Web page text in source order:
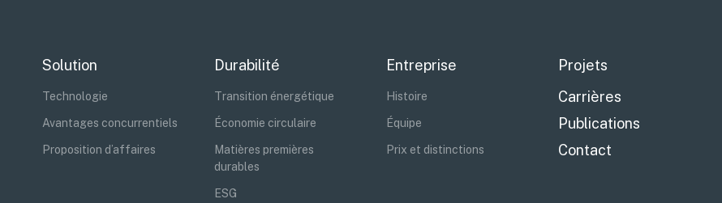
Solution
Technologie
Avantages concurrentiels
Proposition d’affaires
Durabilité
Transition énergétique
Économie circulaire
Matières premières
durables
ESG
Entreprise
Histoire
Équipe
Prix et distinctions
Projets
Carrières
Publications
Contact